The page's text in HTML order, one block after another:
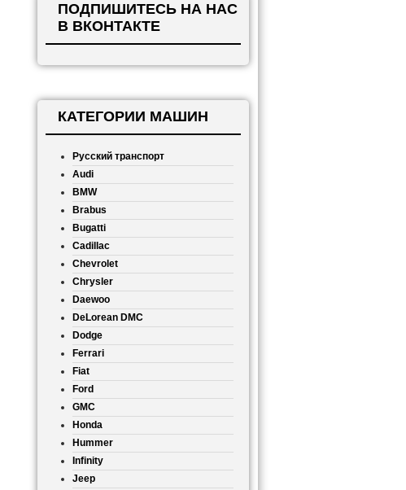
ПОДПИШИТЕСЬ НА НАС
В ВКОНТАКТЕ
КАТЕГОРИИ МАШИН
Русский транспорт
Audi
BMW
Brabus
Bugatti
Cadillac
Chevrolet
Chrysler
Daewoo
DeLorean DMC
Dodge
Ferrari
Fiat
Ford
GMC
Honda
Hummer
Infinity
Jeep